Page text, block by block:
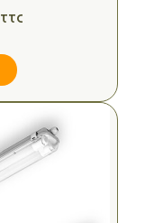
TTC